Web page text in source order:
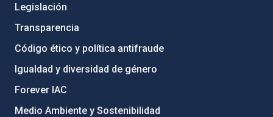
Legislación
Transparencia
Código ético y política antifraude
Igualdad y diversidad de género
Forever IAC
Medio Ambiente y Sostenibilidad